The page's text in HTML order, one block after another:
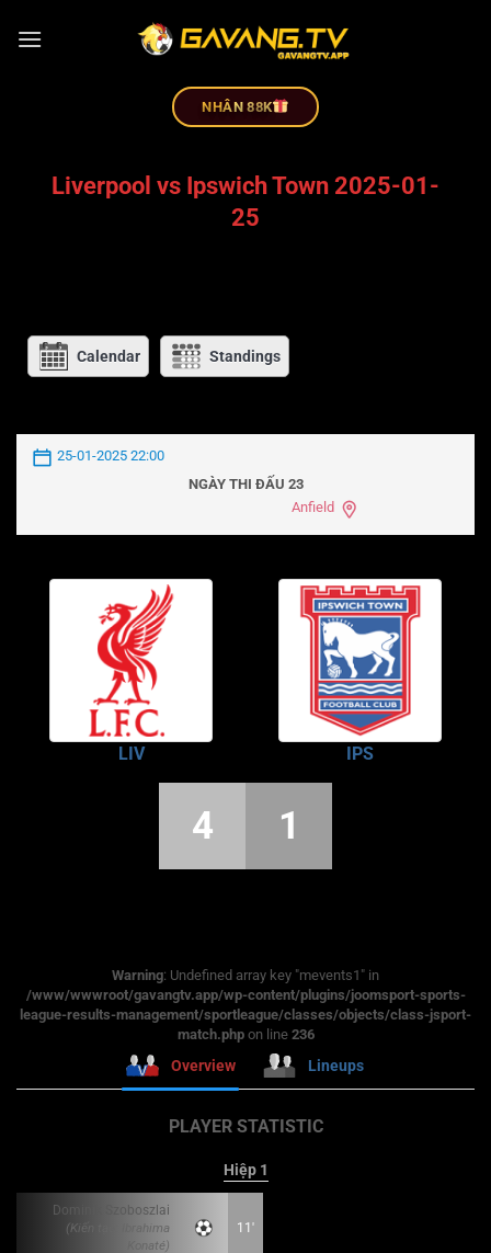
NHÂN 88K
Liverpool vs Ipswich Town 2025-01-
25
Calendar Standings
25-01-2025 22:00
NGÀY THI ĐẤU 23
Anfield
LIV IPS
4 1
Warning: Undefined array key "mevents1" in
/www/wwwroot/gavangtv.app/wp-content/plugins/joomsport-sports-
league-results-management/sportleague/classes/objects/class-jsport-
match.phpon line 236
Overview Lineups
PLAYER STATISTIC
Hiệp 1
Dominik Szoboszlai
(Kiến tạo: Ibrahima
Konaté)
11'